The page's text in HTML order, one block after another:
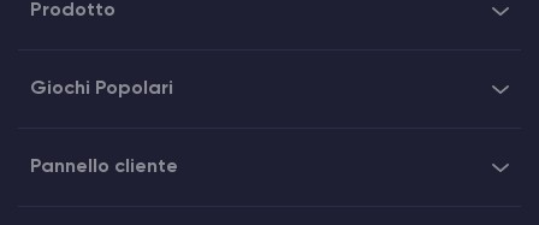
Prodotto
Giochi Popolari
Pannello cliente